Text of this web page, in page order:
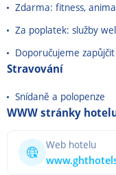
Zdarma: fitness,
Za poplatek: služby
Doporučujeme
Stravování
Snídaně a polopenze
WWW stránky
Web hotelu